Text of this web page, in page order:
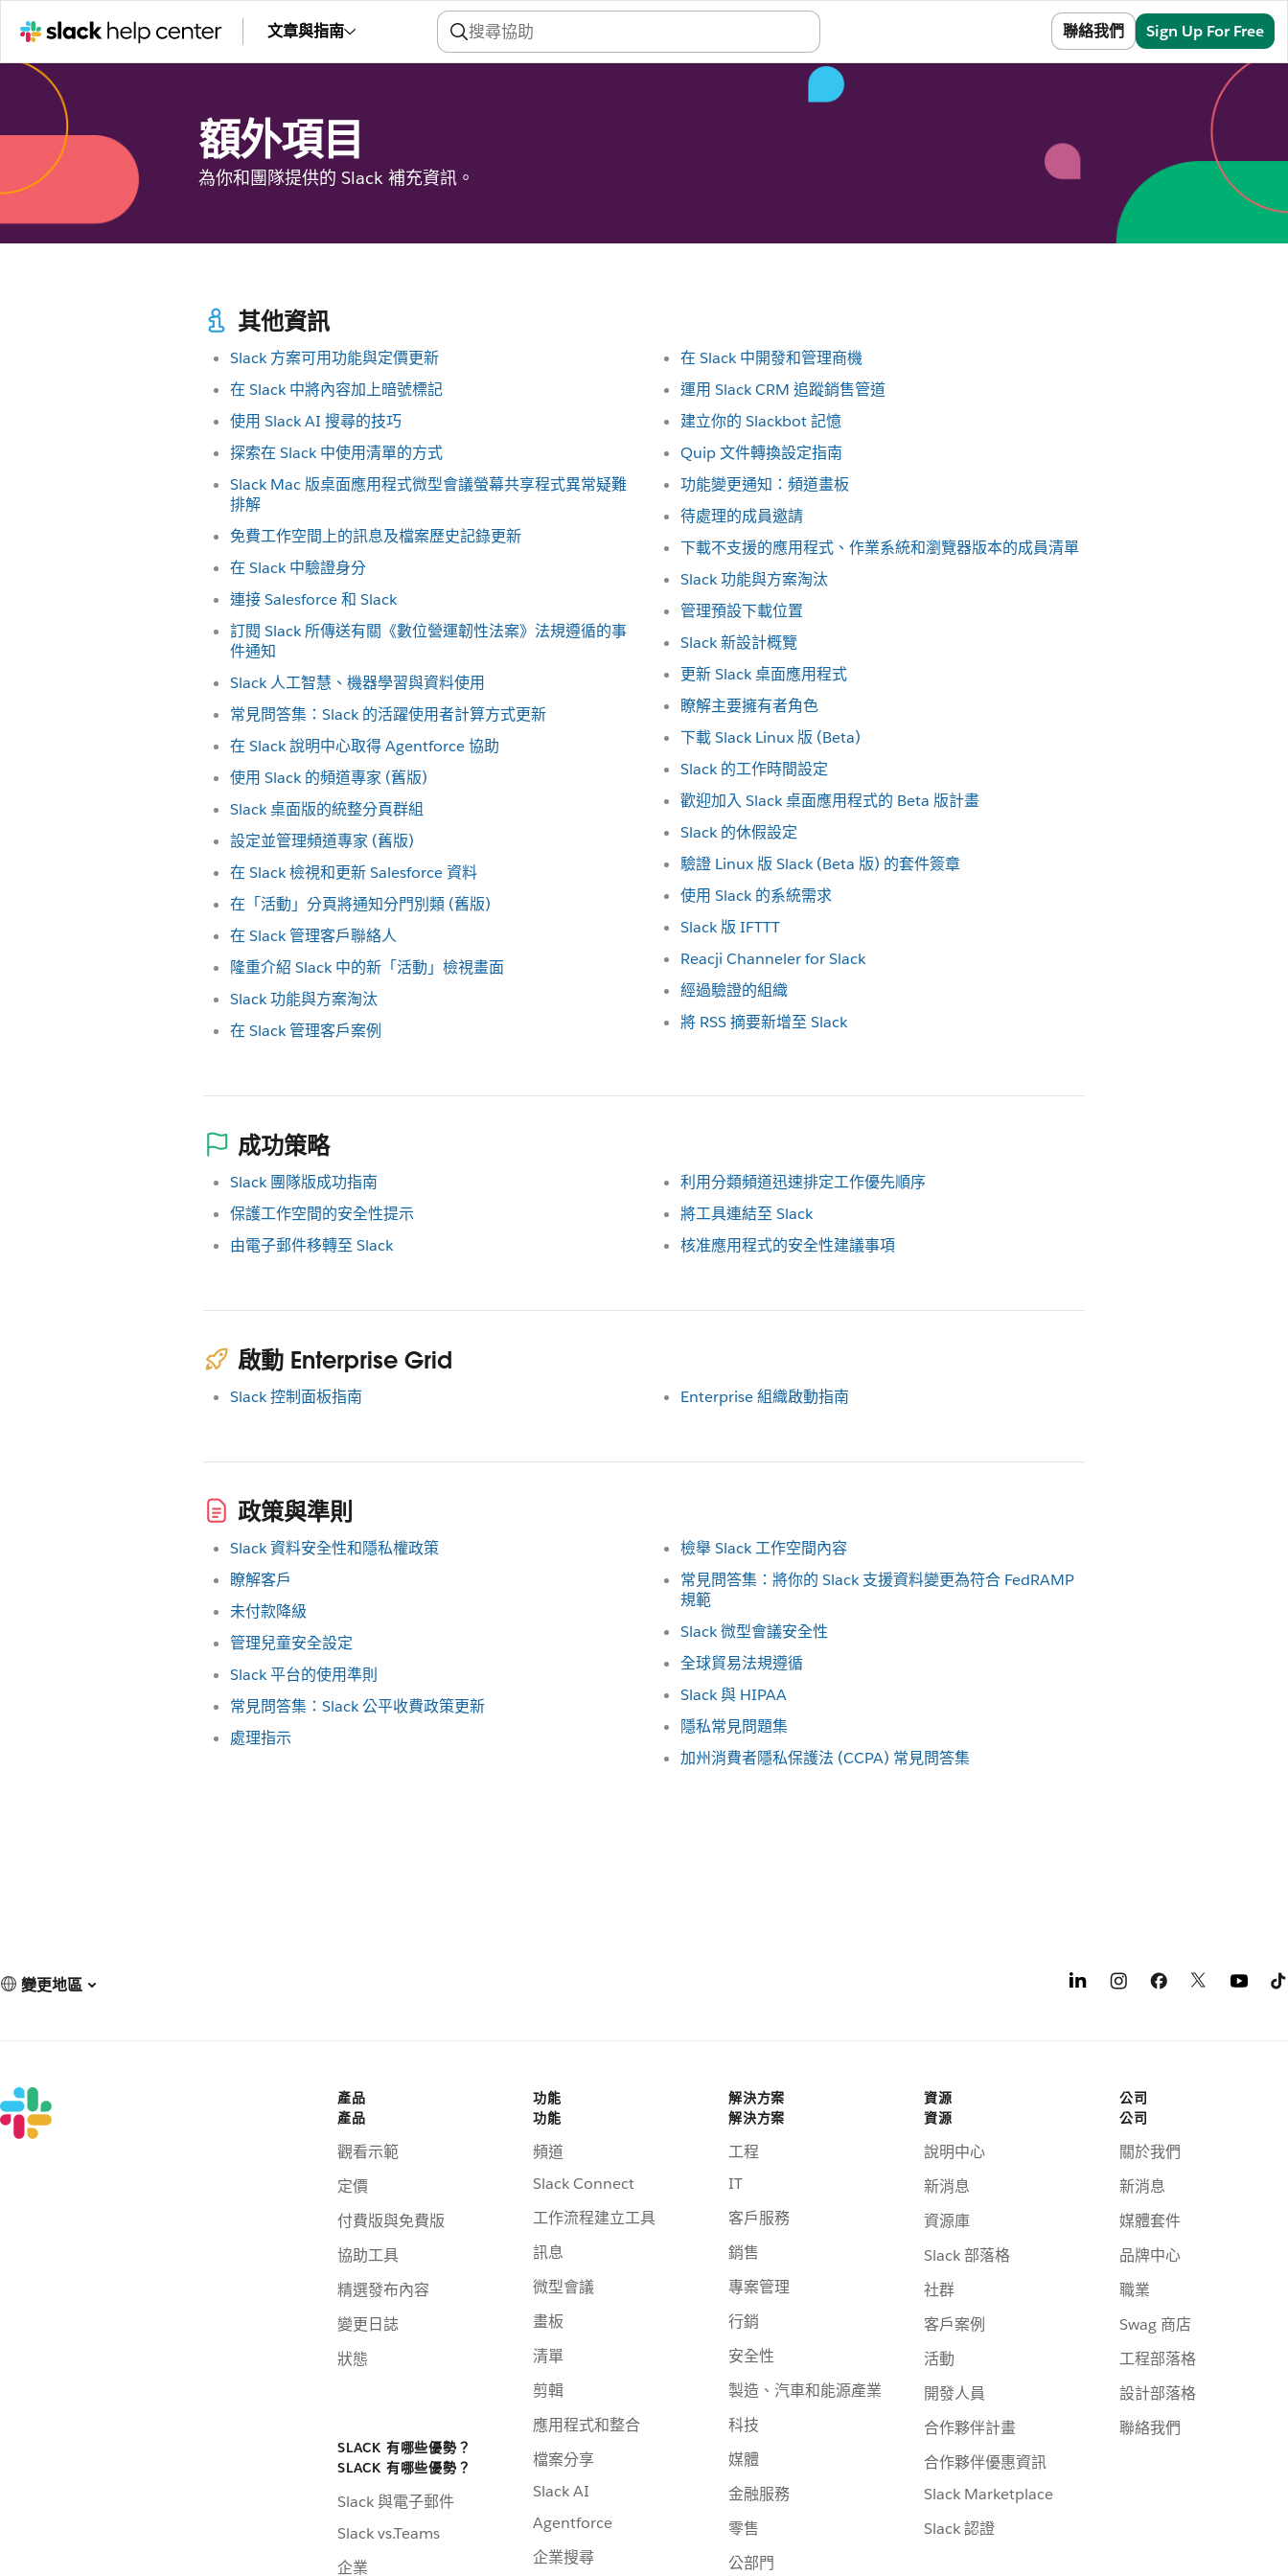
文章與指南 聯絡我們 Sign Up For Free
額外項目
為你和團隊提供的 Slack 補充資訊。
其他資訊
Slack 方案可用功能與定價更新
在 Slack 中將內容加上暗號標記
使用 Slack AI 搜尋的技巧
探索在 Slack 中使用清單的方式
Slack Mac 版桌面應用程式微型會議螢幕共享程式異常疑難
排解
免費工作空間上的訊息及檔案歷史記錄更新
在 Slack 中驗證身分
連接 Salesforce 和 Slack
訂閱 Slack 所傳送有關《數位營運韌性法案》法規遵循的事
件通知
Slack 人工智慧、機器學習與資料使用
常見問答集：Slack 的活躍使用者計算方式更新
在 Slack 說明中心取得 Agentforce 協助
使用 Slack 的頻道專家 (舊版)
Slack 桌面版的統整分頁群組
設定並管理頻道專家 (舊版)
在 Slack 檢視和更新 Salesforce 資料
在「活動」分頁將通知分門別類 (舊版)
在 Slack 管理客戶聯絡人
隆重介紹 Slack 中的新「活動」檢視畫面
Slack 功能與方案淘汰
在 Slack 管理客戶案例
在 Slack 中開發和管理商機
運用 Slack CRM 追蹤銷售管道
建立你的 Slackbot 記憶
Quip 文件轉換設定指南
功能變更通知：頻道畫板
待處理的成員邀請
下載不支援的應用程式、作業系統和瀏覽器版本的成員清單
Slack 功能與方案淘汰
管理預設下載位置
Slack 新設計概覽
更新 Slack 桌面應用程式
瞭解主要擁有者角色
下載 Slack Linux 版 (Beta)
Slack 的工作時間設定
歡迎加入 Slack 桌面應用程式的 Beta 版計畫
Slack 的休假設定
驗證 Linux 版 Slack (Beta 版) 的套件簽章
使用 Slack 的系統需求
Slack 版 IFTTT
Reacji Channeler for Slack
經過驗證的組織
將 RSS 摘要新增至 Slack
成功策略
Slack 團隊版成功指南
保護工作空間的安全性提示
由電子郵件移轉至 Slack
利用分類頻道迅速排定工作優先順序
將工具連結至 Slack
核准應用程式的安全性建議事項
啟動 Enterprise Grid
Slack 控制面板指南 Enterprise 組織啟動指南
政策與準則
Slack 資料安全性和隱私權政策
瞭解客戶
未付款降級
管理兒童安全設定
Slack 平台的使用準則
常見問答集：Slack 公平收費政策更新
處理指示
檢舉 Slack 工作空間內容
常見問答集：將你的 Slack 支援資料變更為符合 FedRAMP
規範
Slack 微型會議安全性
全球貿易法規遵循
Slack 與 HIPAA
隱私常見問題集
加州消費者隱私保護法 (CCPA) 常見問答集
變更地區
產品
產品
觀看示範
定價
付費版與免費版
協助工具
精選發布內容
變更日誌
狀態
SLACK 有哪些優勢？
SLACK 有哪些優勢？
Slack 與電子郵件
Slack vs.Teams
企業
功能
功能
頻道
Slack Connect
工作流程建立工具
訊息
微型會議
畫板
清單
剪輯
應用程式和整合
檔案分享
Slack AI
Agentforce
企業搜尋
解決方案
解決方案
工程
IT
客戶服務
銷售
專案管理
行銷
安全性
製造、汽車和能源產業
科技
媒體
金融服務
零售
公部門
資源
資源
說明中心
新消息
資源庫
Slack 部落格
社群
客戶案例
活動
開發人員
合作夥伴計畫
合作夥伴優惠資訊
Slack Marketplace
Slack 認證
公司
公司
關於我們
新消息
媒體套件
品牌中心
職業
Swag 商店
工程部落格
設計部落格
聯絡我們